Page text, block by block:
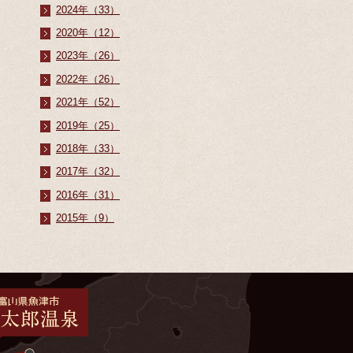
2024年（33）
2020年（12）
2023年（26）
2022年（26）
2021年（52）
2019年（25）
2018年（33）
2017年（32）
2016年（31）
2015年（9）